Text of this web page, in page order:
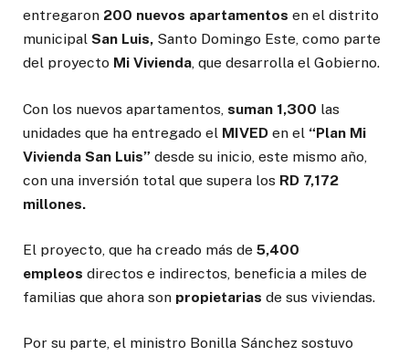
entregaron 200 nuevos apartamentos en el distrito
municipal San Luis, Santo Domingo Este, como parte
del proyecto Mi Vivienda, que desarrolla el Gobierno.
Con los nuevos apartamentos, suman 1,300 las
unidades que ha entregado el MIVED en el “Plan Mi
Vivienda San Luis” desde su inicio, este mismo año,
con una inversión total que supera los RD 7,172
millones.
El proyecto, que ha creado más de 5,400
empleos directos e indirectos, beneficia a miles de
familias que ahora son propietarias de sus viviendas.
Por su parte, el ministro Bonilla Sánchez sostuvo